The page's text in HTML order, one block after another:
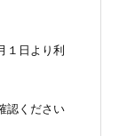
１日より利
認ください